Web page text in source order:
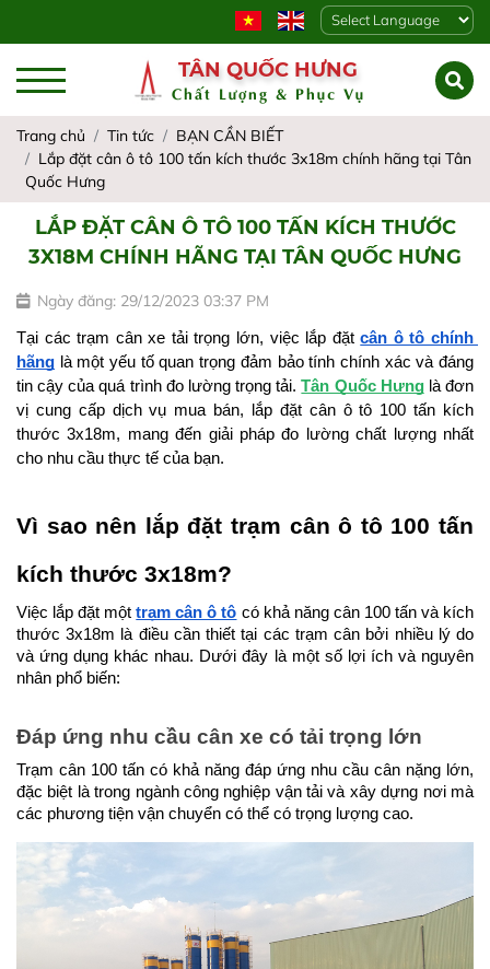
Powered by
TÂN QUỐC HƯNG
Chất Lượng & Phục Vụ
Trang chủ Tin tức
BẠN CẦN BIẾT
Lắp đặt cân ô tô 100 tấn kích thước 3x18m chính hãng tại Tân
Quốc Hưng
LẮP ĐẶT CÂN Ô TÔ 100 TẤN KÍCH THƯỚC
3X18M CHÍNH HÃNG TẠI TÂN QUỐC HƯNG
Ngày đăng: 29/12/2023 03:37 PM
Tại các trạm cân xe tải trọng lớn, việc lắp đặt cân ô tô chính
hãng là một yếu tố quan trọng đảm bảo tính chính xác và đáng
tin cậy của quá trình đo lường trọng tải. Tân Quốc Hưng là đơn
vị cung cấp dịch vụ mua bán, lắp đặt cân ô tô 100 tấn kích
thước 3x18m, mang đến giải pháp đo lường chất lượng nhất
cho nhu cầu thực tế của bạn.
Vì sao nên lắp đặt trạm cân ô tô 100 tấn
kích thước 3x18m?
Việc lắp đặt một trạm cân ô tô có khả năng cân 100 tấn và kích
thước 3x18m là điều cần thiết tại các trạm cân bởi nhiều lý do
và ứng dụng khác nhau. Dưới đây là một số lợi ích và nguyên
nhân phổ biến:
Đáp ứng nhu cầu cân xe có tải trọng lớn
Trạm cân 100 tấn có khả năng đáp ứng nhu cầu cân nặng lớn,
đặc biệt là trong ngành công nghiệp vận tải và xây dựng nơi mà
các phương tiện vận chuyển có thể có trọng lượng cao.